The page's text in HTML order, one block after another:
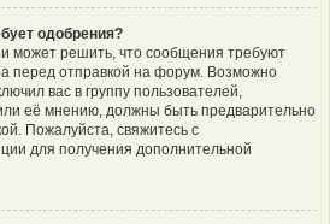
одобрения?
может решить, что сообщения требуют
перед отправкой на форум. Возможно
вас в группу пользователей,
её мнению, должны быть предварительно
Пожалуйста, свяжитесь с
для получения дополнительной